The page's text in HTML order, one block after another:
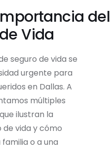
del
Vida
seguro de vida se
urgente para
en Dallas. A
múltiples
ilustran la
vida y cómo
o a una